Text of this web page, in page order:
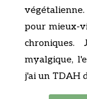
pour mieux-
chroniques.
myalgique,
j'ai un TDAH